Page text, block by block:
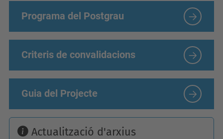
Programa del Postgrau
Criteris de convalidacions
Guia del Projecte
Actualització d'arxius